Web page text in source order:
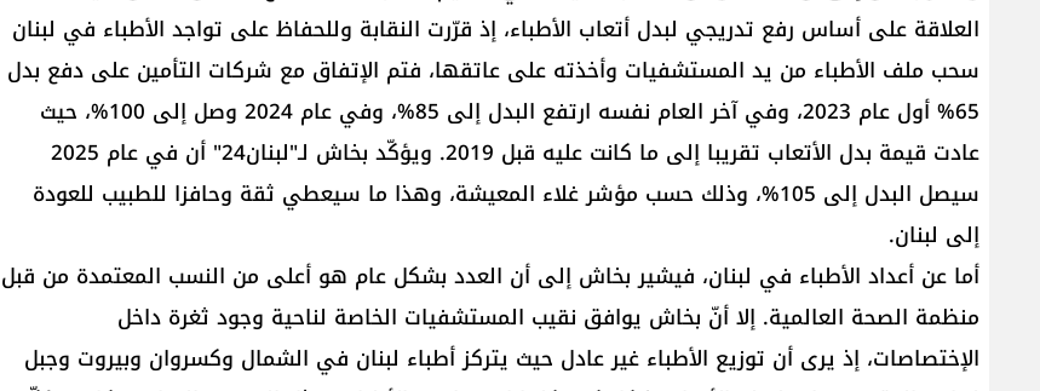
العلاقة على أساس رفع تدريجي لبدل أتعاب الأطباء، إذ قرّرت النقابة وللحفاظ على تواجد الأطباء في لبنان
سحب ملف الأطباء من يد المستشفيات وأخذته على عاتقها، فتم الإتفاق مع شركات التأمين على دفع بدل
65% أول عام 2023، وفي آخر العام نفسه ارتفع البدل إلى 85%، وفي عام 2024 وصل إلى 100%، حيث
عادت قيمة بدل الأتعاب تقريبا إلى ما كانت عليه قبل 2019. ويؤكّد بخاش لـ"لبنان24" أن في عام 2025
سيصل البدل إلى 105%، وذلك حسب مؤشر غلاء المعيشة، وهذا ما سيعطي ثقة وحافزا للطبيب للعودة
إلى لبنان.
أما عن أعداد الأطباء في لبنان، فيشير بخاش إلى أن العدد بشكل عام هو أعلى من النسب المعتمدة من قبل
منظمة الصحة العالمية. إلا أنّ بخاش يوافق نقيب المستشفيات الخاصة لناحية وجود ثغرة داخل
الإختصاصات، إذ يرى أن توزيع الأطباء غير عادل حيث يتركز أطباء لبنان في الشمال وكسروان وبيروت وجبل